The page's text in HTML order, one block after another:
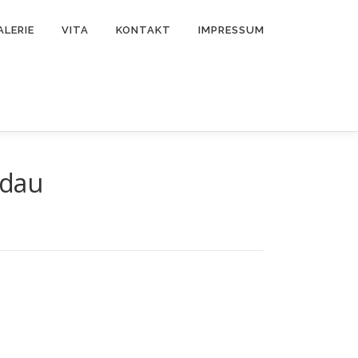
VITA KONTAKT IMPRESSUM